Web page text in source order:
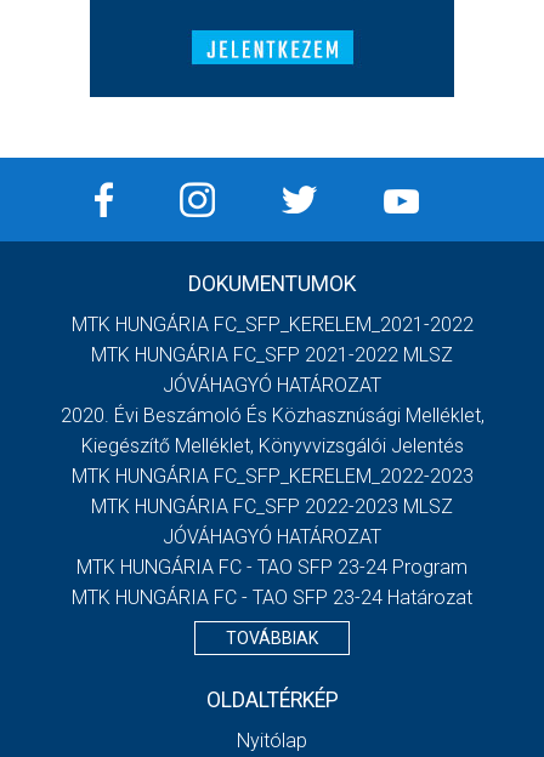
DOKUMENTUMOK
MTK HUNGÁRIA FC_SFP_KERELEM_2021-2022
MTK HUNGÁRIA FC_SFP 2021-2022 MLSZ
JÓVÁHAGYÓ HATÁROZAT
2020. Évi Beszámoló És Közhasznúsági Melléklet,
Kiegészítő Melléklet, Könyvvizsgálói Jelentés
MTK HUNGÁRIA FC_SFP_KERELEM_2022-2023
MTK HUNGÁRIA FC_SFP 2022-2023 MLSZ
JÓVÁHAGYÓ HATÁROZAT
MTK HUNGÁRIA FC - TAO SFP 23-24 Program
MTK HUNGÁRIA FC - TAO SFP 23-24 Határozat
TOVÁBBIAK
OLDALTÉRKÉP
Nyitólap